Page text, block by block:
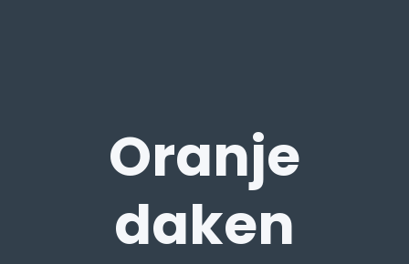
Oranje
daken